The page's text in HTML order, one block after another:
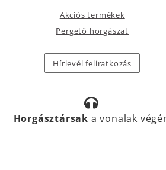
Akciós termékek
Pergető horgászat
Hírlevél feliratkozás
Horgásztársak a vonalak